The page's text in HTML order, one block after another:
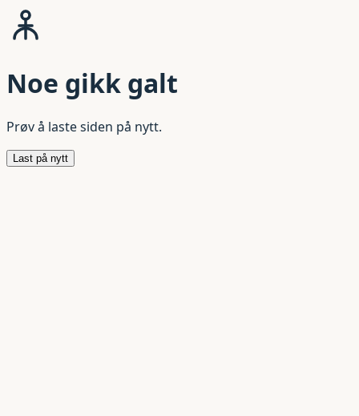
Noe gikk galt
Prøv å laste siden på nytt.
Last på nytt